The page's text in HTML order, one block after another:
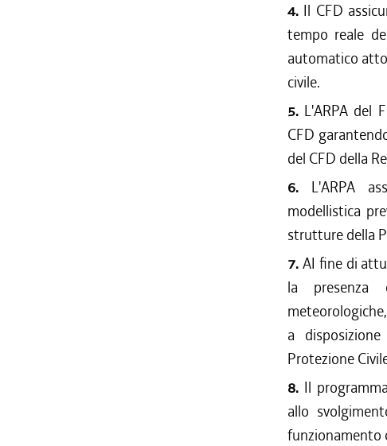
4. Il CFD
tempo reale
automatico
civile.
5. L'ARPA del
CFD
del CFD della
6. L'ARPA
modellistica
strutture della
7. AI fine di
la presenza
a
Protezione
8. Il
allo
funzionamento